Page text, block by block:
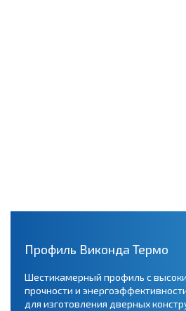
Профиль Виконда Термо
Шестикамерный профиль с
прочности и
для изготовления дверных